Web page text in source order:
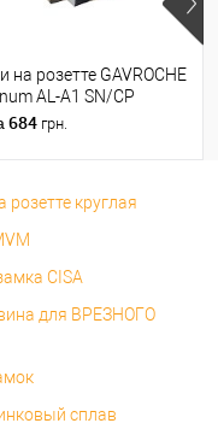
на розетте GAVROCHE
AL-A1 SN/CP
хром
684 грн.
розетте круглая
CISA
для ВРЕЗНОГО
сплав